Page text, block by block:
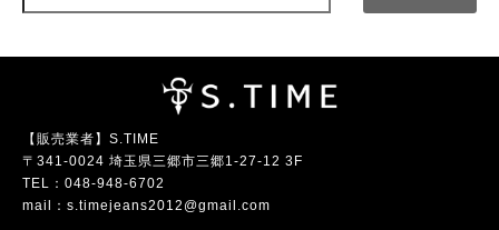
【販売業者】S.TIME
〒341-0024 埼玉県三郷市三郷1-27-12 3F
TEL： 048-948-6702
mail： s.timejeans2012@gmail.com